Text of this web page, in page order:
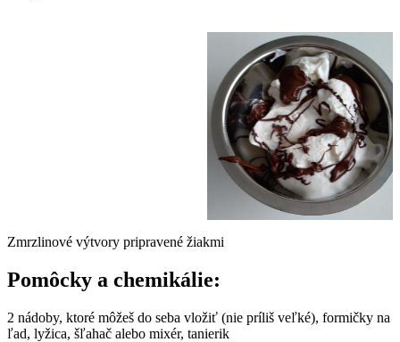
Zmrzlinové výtvory pripravené žiakmi
Pomôcky a chemikálie:
2 nádoby, ktoré môžeš do seba vložiť (nie príliš veľké), formičky na
ľad, lyžica, šľahač alebo mixér, tanierik